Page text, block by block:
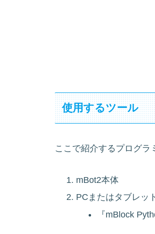
使用するツール
ここで紹介するプログラ
mBot2本体
PCまたはタブレッ
『mBlock